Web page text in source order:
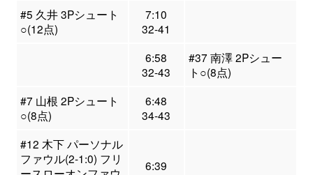
#5 久井 3Pシュート
○(12点)
7:10
32-41
6:58
32-43
#37 南澤 2Pシュー
ト○(8点)
#7 山根 2Pシュート
○(8点)
6:48
34-43
#12 木下 パーソナル
ファウル(2-1:0) フリ
6:39